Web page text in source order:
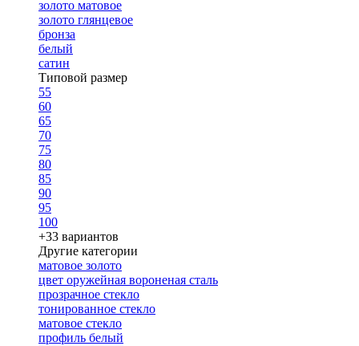
золото матовое
золото глянцевое
бронза
белый
сатин
Типовой размер
55
60
65
70
75
80
85
90
95
100
+33 вариантов
Другие категории
матовое золото
цвет оружейная вороненая сталь
прозрачное стекло
тонированное стекло
матовое стекло
профиль белый